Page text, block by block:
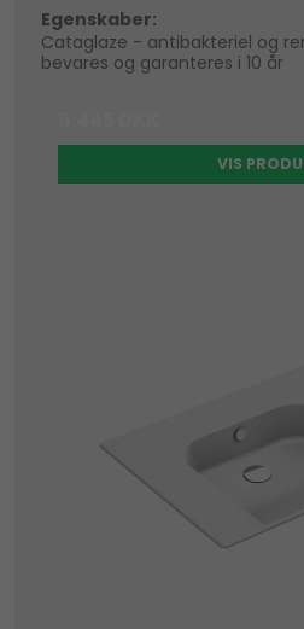
Egenskaber:
Cataglaze - antibakteriel og
bevares og garanteres i 10 år
VIS